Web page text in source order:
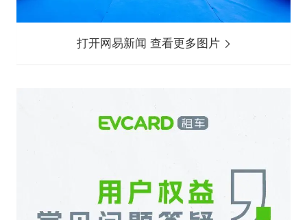
打开网易新闻 查看更多图片